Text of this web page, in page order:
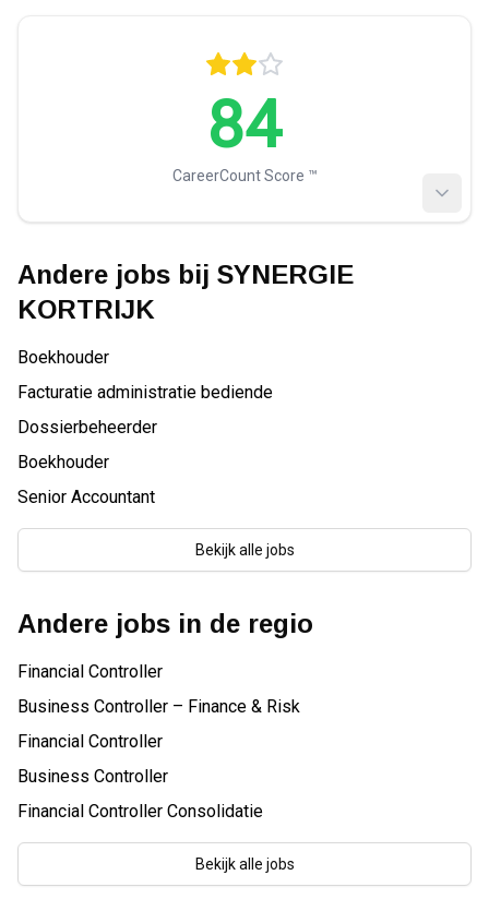
84
CareerCount Score ™️
Andere jobs bij SYNERGIE
KORTRIJK
Boekhouder
Facturatie administratie bediende
Dossierbeheerder
Boekhouder
Senior Accountant
Bekijk alle jobs
Andere jobs in de regio
Financial Controller
Business Controller – Finance & Risk
Financial Controller
Business Controller
Financial Controller Consolidatie
Bekijk alle jobs